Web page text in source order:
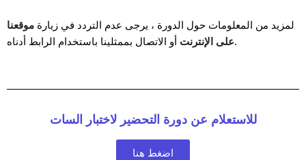
لمزيد من المعلومات حول الدورة ، يرجى عدم التردد في زيارة موقعنا
على الإنترنتأو الاتصال بممثلينا باستخدام الرابط أدناه.
للاستعلام عن دورة التحضير لاختبار السات
اضغط هنا